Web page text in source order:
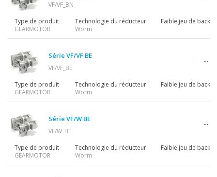
VF/VF_BN
Type de produit
GEARMOTOR
Technologie du réducteur
Worm
Faible jeu de
Série VF/VF BE
VF/VF_BE
Type de produit
GEARMOTOR
Technologie du réducteur
Worm
Faible jeu de
Série VF/W BE
VF/W_BE
Type de produit
GEARMOTOR
Technologie du réducteur
Worm
Faible jeu de